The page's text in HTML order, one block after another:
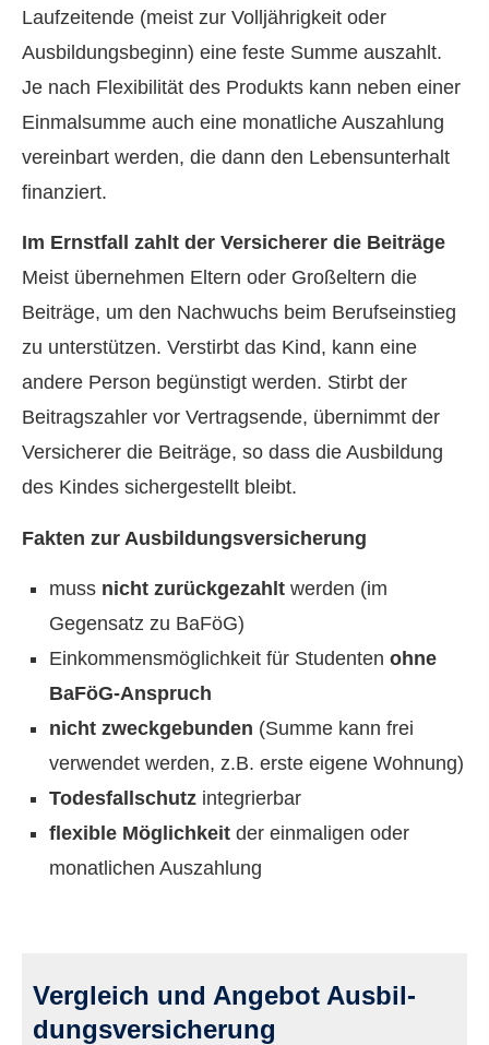
Laufzeitende (meist zur Volljährigkeit oder
Ausbildungsbeginn) eine feste Summe auszahlt.
Je nach Flexibilität des Produkts kann neben einer
Einmalsumme auch eine monatliche Auszahlung
vereinbart werden, die dann den Lebensunterhalt
finanziert.
Im Ernstfall zahlt der Versicherer die Beiträge
Meist übernehmen Eltern oder Großeltern die
Beiträge, um den Nachwuchs beim Berufseinstieg
zu unterstützen. Verstirbt das Kind, kann eine
andere Person begünstigt werden. Stirbt der
Beitragszahler vor Vertragsende, übernimmt der
Versicherer die Beiträge, so dass die Ausbildung
des Kindes sichergestellt bleibt.
Fakten zur Aus­bil­dungs­ver­si­che­rung
muss nicht zurückgezahlt werden (im
Gegensatz zu BaFöG)
Einkommensmöglichkeit für Studenten ohne
BaFöG-Anspruch
nicht zweckgebunden (Summe kann frei
verwendet werden, z.B. erste eigene Wohnung)
Todesfallschutz integrierbar
flexible Möglichkeit der einmaligen oder
monatlichen Auszahlung
Vergleich und Angebot Aus­bil­
dungs­ver­si­che­rung